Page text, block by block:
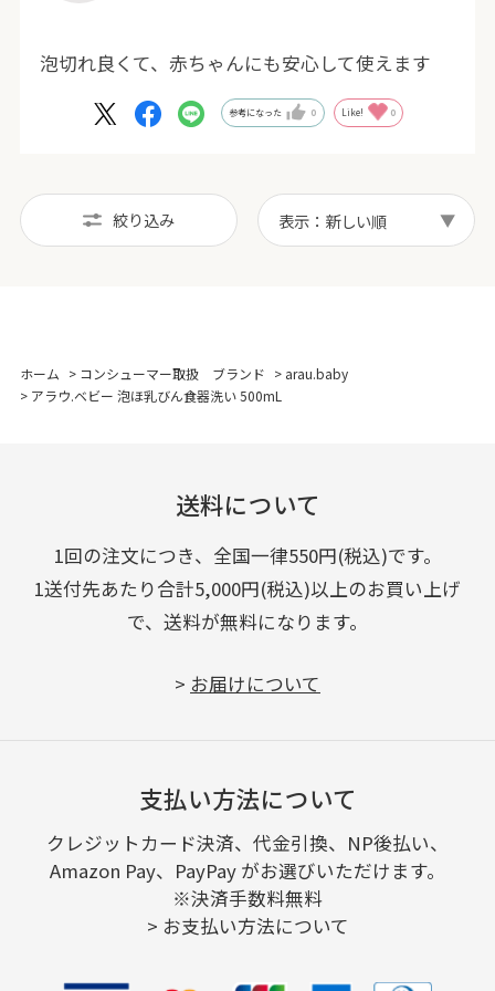
泡切れ良くて、赤ちゃんにも安心して使えます
参考になった 0 Like! 0
絞り込み 表示：新しい順
ホーム > コンシューマー取扱 ブランド > arau.baby
> アラウ.ベビー 泡ほ乳びん食器洗い 500mL
送料について
1回の注文につき、全国一律550円(税込)です。
1送付先あたり合計5,000円(税込)以上のお買い上げ
で、送料が無料になります。
> お届けについて
支払い方法について
クレジットカード決済、代金引換、NP後払い、
Amazon Pay、PayPay がお選びいただけます。
※決済手数料無料
> お支払い方法について